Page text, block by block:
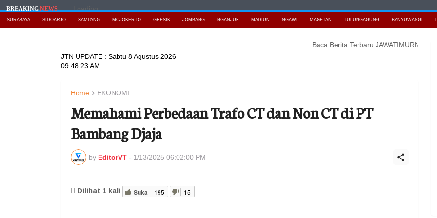
BREAKINGNEWS: Loading...
SURABAYA SIDOARJO SAMPANG MOJOKERTO GRESIK JOMBANG NGANJUK MADIUN NGAWI MAGETAN TULUNGAGUNG BANYUWANGI
Baca Berita Terbaru JAWATIMURNEWSBidik
JTN UPDATE : Sabtu 8 Agustus 2026
09:48:25 AM
Home EKONOMI
Memahami Perbedaan Trafo CT dan Non CT di PT
Bambang Djaja
by EditorVT - 1/13/2025 06:02:00 PM
Dilihat 1 kali Suka 195 15